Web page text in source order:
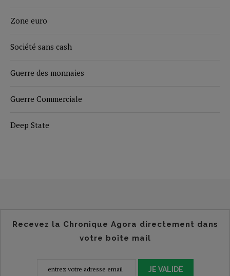
Zone euro
Société sans cash
Guerre des monnaies
Guerre Commerciale
Deep State
Recevez la Chronique Agora directement dans
votre boîte mail
JE VALIDE